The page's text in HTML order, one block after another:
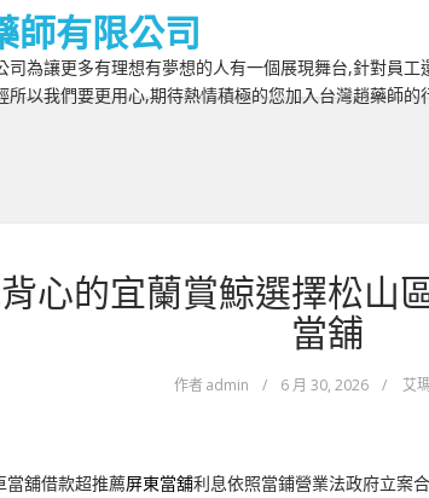
師有限公司
司為讓更多有理想有夢想的人有一個展現舞台,針對員
所以我們要更用心,期待熱情積極的您加入台灣趙藥師的
心的宜蘭賞鯨選擇松山
當舖
作者admin / 6 月 30, 2026 / 艾
當舖借款超推薦屏東當舖利息依照當鋪營業法政府立案